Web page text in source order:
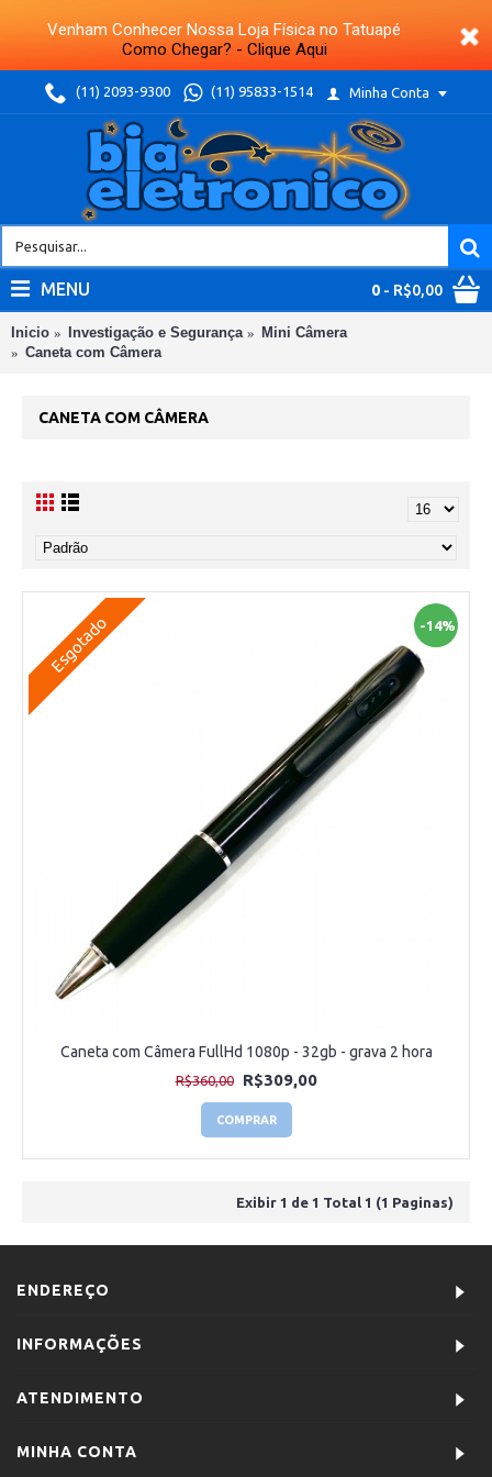
Venham Conhecer Nossa Loja Física no Tatuapé
Como Chegar? - Clique Aqui
(11) 2093-9300 (11) 95833-1514 Minha Conta
0 - R$0,00
MENU
Inicio Investigação e Segurança
Mini Câmera
Caneta com Câmera
CANETA COM CÂMERA
-14%
Esgotado
Caneta com Câmera FullHd 1080p - 32gb - grava 2 hora
R$360,00 R$309,00
COMPRAR
Exibir 1 de 1 Total 1 (1 Paginas)
ENDEREÇO
INFORMAÇÕES
ATENDIMENTO
MINHA CONTA